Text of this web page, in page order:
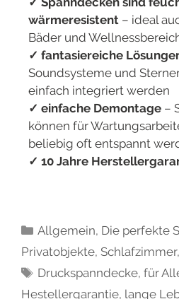
wärmeresistent – ideal
Bäder und
✓ fantasiereiche
Soundsysteme und
einfach integriert werden
✓ einfache Demontage –
können für
beliebig oft entspannt
✓ 10 Jahre
Allgemein, Die perfekte
Privatobjekte, Schlafzimmer,
Druckspanndecke,für
Hestellergarantie, lange